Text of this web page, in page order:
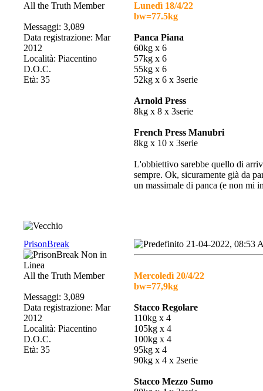
All the Truth Member
Messaggi: 3,089
Data registrazione: Mar
2012
Località: Piacentino
D.O.C.
Età: 35
Lunedì 18/4/22
bw=77.5kg
Panca Piana
60kg x 6
57kg x 6
55kg x 6
52kg x 6 x 3serie
Arnold Press
8kg x 8 x 3serie
French Press Manubri
8kg x 10 x 3serie
L'obbiettivo sarebbe quello di
sempre. Ok, sicuramente già da
un massimale di panca (e non mi
PrisonBreak
All the Truth Member
Messaggi: 3,089
Data registrazione: Mar
2012
Località: Piacentino
D.O.C.
Età: 35
21-04-2022, 08:53
Mercoledì 20/4/22
bw=77,9kg
Stacco Regolare
110kg x 4
105kg x 4
100kg x 4
95kg x 4
90kg x 4 x 2serie
Stacco Mezzo Sumo